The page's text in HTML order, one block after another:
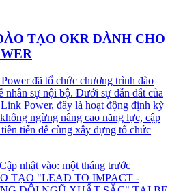
TẠO OKR DÀNH CHO
đã tổ chức chương trình đào
nhân sự nội bộ. Dưới sự dẫn dắt của
Power, đây là hoạt động định kỳ
ngừng nâng cao năng lực, cập
tiến để cùng xây dựng tổ chức
Cập nhật vào: một tháng trước